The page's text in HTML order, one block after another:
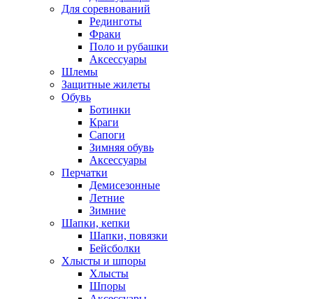
Для соревнований
Рединготы
Фраки
Поло и рубашки
Аксессуары
Шлемы
Защитные жилеты
Обувь
Ботинки
Краги
Сапоги
Зимняя обувь
Аксессуары
Перчатки
Демисезонные
Летние
Зимние
Шапки, кепки
Шапки, повязки
Бейсболки
Хлысты и шпоры
Хлысты
Шпоры